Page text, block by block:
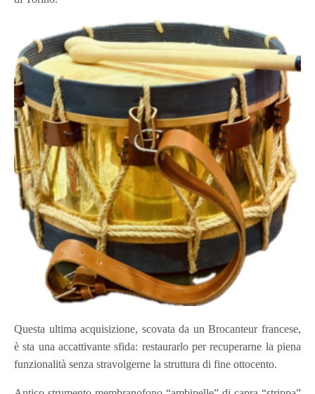
Questa ultima acquisizione, scovata da un Brocanteur francese,
è sta una accattivante sfida: restaurarlo per recuperarne la piena
funzionalità senza stravolgerne la struttura di fine ottocento.